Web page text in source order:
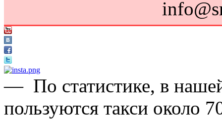
— По статистике, в
пользуются такси около